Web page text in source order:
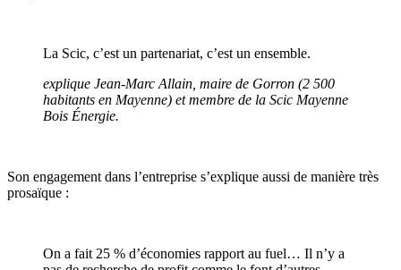
La Scic, c’est un partenariat, c’est un ensemble.
explique Jean-Marc Allain, maire de Gorron (2 500
habitants en Mayenne) et membre de la Scic Mayenne
Bois Énergie.
Son engagement dans l’entreprise s’explique aussi de manière très
prosaïque :
On a fait 25 % d’économies rapport au fuel… Il n’y a